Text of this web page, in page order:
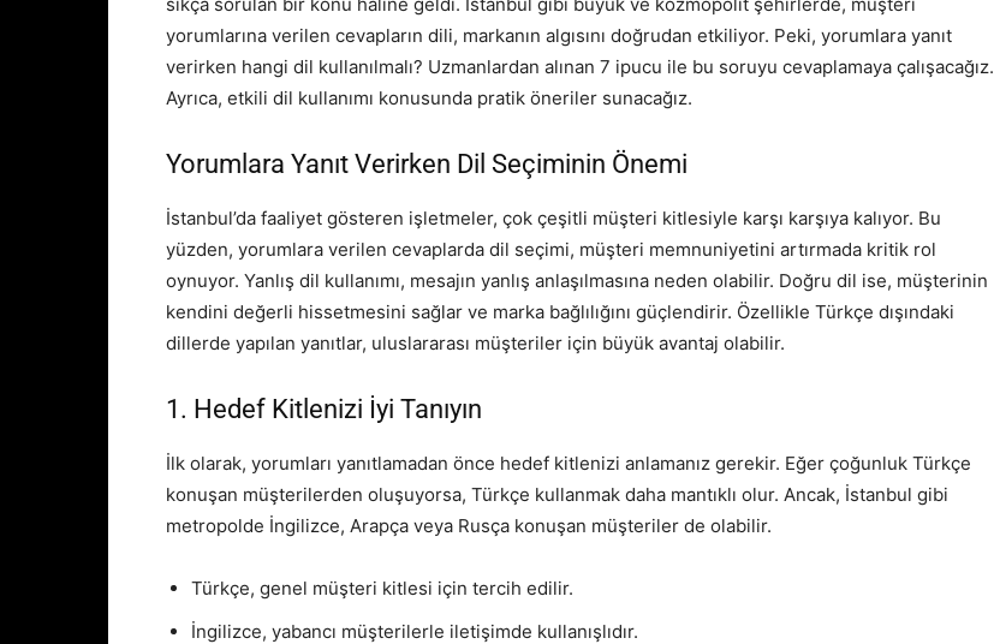
yorumlarına verilen cevapların dili, markanın algısını doğrudan etkiliyor. Peki, yorumlara yanıt
verirken hangi dil kullanılmalı? Uzmanlardan alınan 7 ipucu ile bu soruyu cevaplamaya çalışacağız.
Ayrıca, etkili dil kullanımı konusunda pratik öneriler sunacağız.
Yorumlara Yanıt Verirken Dil Seçiminin Önemi
İstanbul’da faaliyet gösteren işletmeler, çok çeşitli müşteri kitlesiyle karşı karşıya kalıyor. Bu
yüzden, yorumlara verilen cevaplarda dil seçimi, müşteri memnuniyetini artırmada kritik rol
oynuyor. Yanlış dil kullanımı, mesajın yanlış anlaşılmasına neden olabilir. Doğru dil ise, müşterinin
kendini değerli hissetmesini sağlar ve marka bağlılığını güçlendirir. Özellikle Türkçe dışındaki
dillerde yapılan yanıtlar, uluslararası müşteriler için büyük avantaj olabilir.
1. Hedef Kitlenizi İyi Tanıyın
İlk olarak, yorumları yanıtlamadan önce hedef kitlenizi anlamanız gerekir. Eğer çoğunluk Türkçe
konuşan müşterilerden oluşuyorsa, Türkçe kullanmak daha mantıklı olur. Ancak, İstanbul gibi
metropolde İngilizce, Arapça veya Rusça konuşan müşteriler de olabilir.
Türkçe, genel müşteri kitlesi için tercih edilir.
İngilizce, yabancı müşterilerle iletişimde kullanışlıdır.